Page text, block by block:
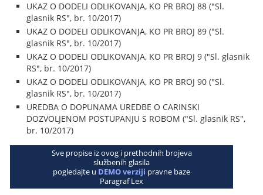
UKAZ O DODELI ODLIKOVANJA, KO PR BROJ 88 ("Sl.
glasnik RS", br. 10/2017)
UKAZ O DODELI ODLIKOVANJA, KO PR BROJ 89 ("Sl.
glasnik RS", br. 10/2017)
UKAZ O DODELI ODLIKOVANJA, KO PR BROJ 9 ("Sl. glasnik
RS", br. 10/2017)
UKAZ O DODELI ODLIKOVANJA, KO PR BROJ 90 ("Sl.
glasnik RS", br. 10/2017)
UREDBA O DOPUNAMA UREDBE O CARINSKI
DOZVOLJENOM POSTUPANJU S ROBOM ("Sl. glasnik RS",
br. 10/2017)
Sve propise iz ovog i prethodnih brojeva
službenih glasila
pogledajte u DEMO verziji pravne baze
Paragraf Lex